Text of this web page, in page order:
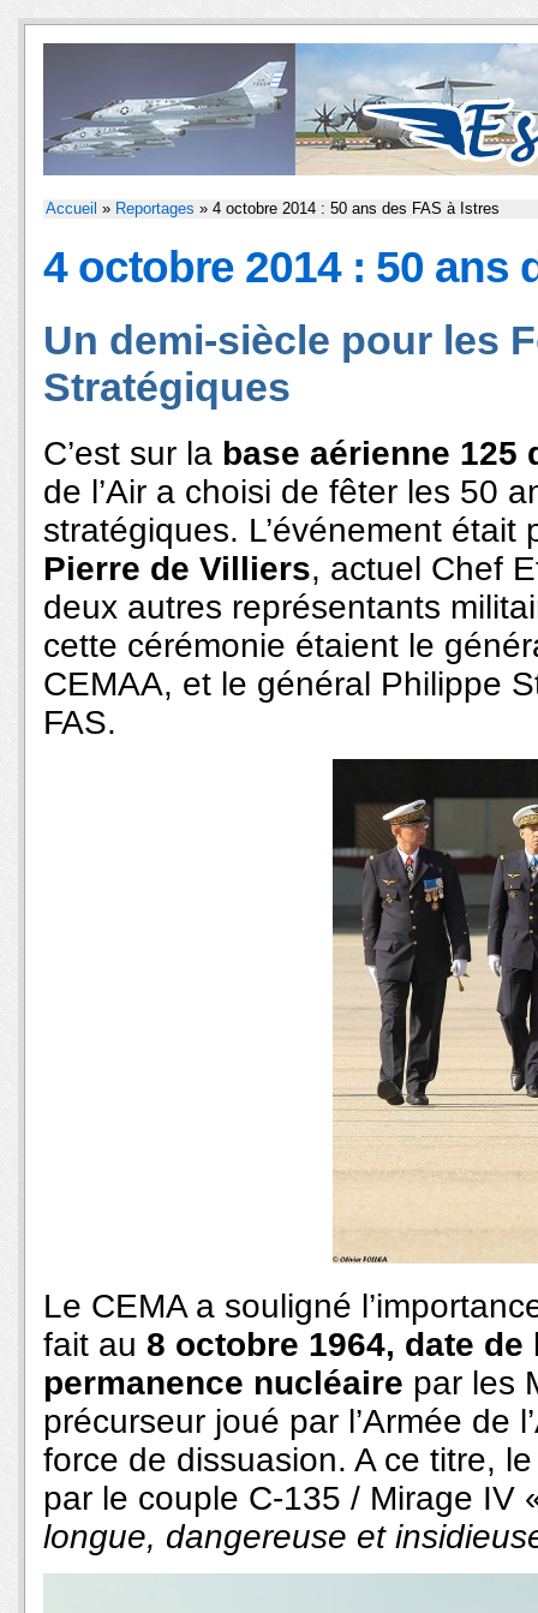
Accueil » Reportages » 4 octobre 2014 : 50 ans des FAS à Istres
4 octobre 2014 : 50 ans
Un demi-siècle pour les
Stratégiques
C’est sur la base aérienne 125
de l’Air a choisi de fêter les 50
stratégiques. L’événement
Pierre de Villiers, actuel Chef
deux autres représentants
cette cérémonie étaient le
CEMAA, et le général Philippe
FAS.
Le CEMA a souligné
fait au 8 octobre 1964, date
permanence nucléaire par les
précurseur joué par l’Armée de
force de dissuasion. A ce titre,
par le couple C-135 / Mirage IV
longue, dangereuse et